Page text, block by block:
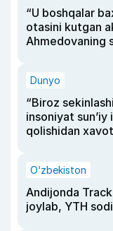
“U boshqalar
otasini kutgan
Ahmedovaning
Dunyo
“Biroz
insoniyat
qolishidan
O‘zbekiston
Andijonda
joylab, YTH